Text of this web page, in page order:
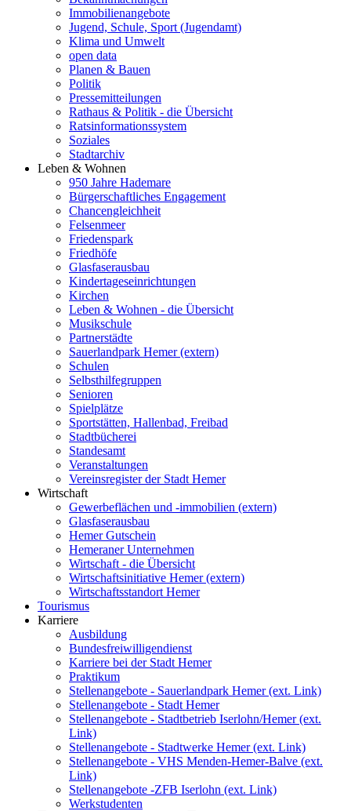
Immobilienangebote
Jugend, Schule, Sport (Jugendamt)
Klima und Umwelt
open data
Planen & Bauen
Politik
Pressemitteilungen
Rathaus & Politik - die Übersicht
Ratsinformationssystem
Soziales
Stadtarchiv
Leben & Wohnen
950 Jahre Hademare
Bürgerschaftliches Engagement
Chancengleichheit
Felsenmeer
Friedenspark
Friedhöfe
Glasfaserausbau
Kindertageseinrichtungen
Kirchen
Leben & Wohnen - die Übersicht
Musikschule
Partnerstädte
Sauerlandpark Hemer (extern)
Schulen
Selbsthilfegruppen
Senioren
Spielplätze
Sportstätten, Hallenbad, Freibad
Stadtbücherei
Standesamt
Veranstaltungen
Vereinsregister der Stadt Hemer
Wirtschaft
Gewerbeflächen und -immobilien (extern)
Glasfaserausbau
Hemer Gutschein
Hemeraner Unternehmen
Wirtschaft - die Übersicht
Wirtschaftsinitiative Hemer (extern)
Wirtschaftsstandort Hemer
Tourismus
Karriere
Ausbildung
Bundesfreiwilligendienst
Karriere bei der Stadt Hemer
Praktikum
Stellenangebote - Sauerlandpark Hemer (ext. Link)
Stellenangebote - Stadt Hemer
Stellenangebote - Stadtbetrieb Iserlohn/Hemer (ext.
Link)
Stellenangebote - Stadtwerke Hemer (ext. Link)
Stellenangebote - VHS Menden-Hemer-Balve (ext.
Link)
Stellenangebote -ZFB Iserlohn (ext. Link)
Werkstudenten